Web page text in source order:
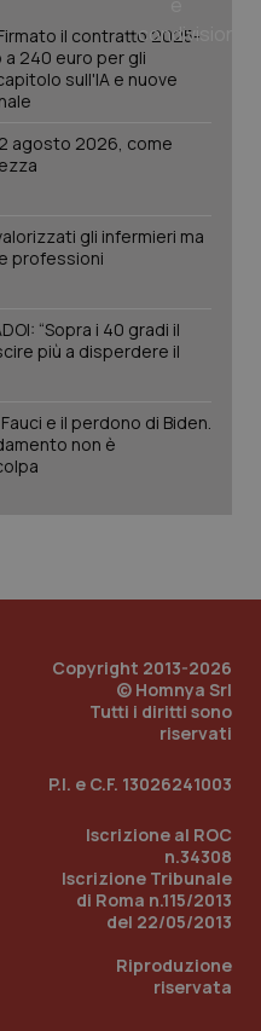
il contratto 2025-
240 euro per gli
sull'IA e nuove
agosto 2026, come
gli infermieri ma
professioni
“Sopra i 40 gradi il
più a disperdere il
e il perdono di Biden.
non è
Copyright 2013-2026
© Homnya Srl
Tutti i diritti sono
riservati
P.I. e C.F. 13026241003
Iscrizione al ROC
n.34308
Iscrizione Tribunale
di Roma n.115/2013
del 22/05/2013
Riproduzione
riservata
PHP.net